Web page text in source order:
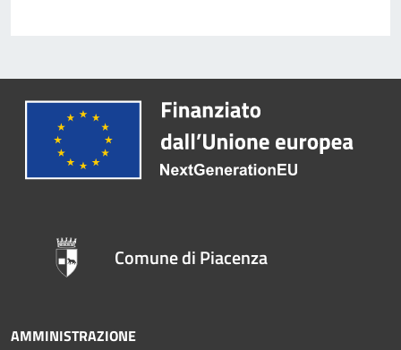
Comune di Piacenza
AMMINISTRAZIONE